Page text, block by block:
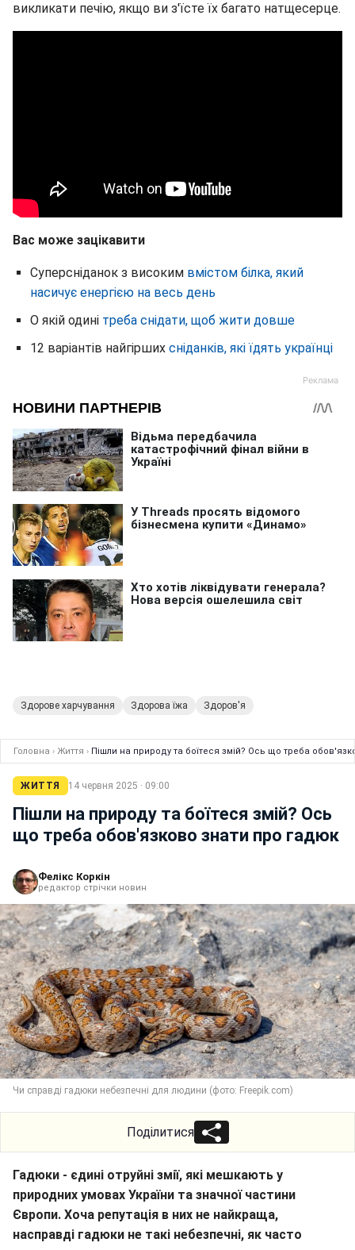
викликати печію, якщо ви з'їсте їх багато натщесерце.
Вас може зацікавити
Суперсніданок з високим вмістом білка, який
насичує енергією на весь день
О якій одині треба снідати, щоб жити довше
12 варіантів найгірших сніданків, які їдять українці
Здорове харчування Здорова їжа Здоров'я
Головна › Життя › Пішли на природу та боїтеся змій? Ось що треба
ЖИТТЯ 14 червня 2025 · 09:00
Пішли на природу та боїтеся змій? Ось
що треба обов'язково знати про гадюк
Фелікс Коркін
редактор стрічки новин
Чи справді гадюки небезпечні для людини (фото: Freepik.com)
Поділитися
Гадюки - єдині отруйні змії, які мешкають у
природних умовах України та значної частини
Європи. Хоча репутація в них не найкраща,
насправді гадюки не такі небезпечні, як часто